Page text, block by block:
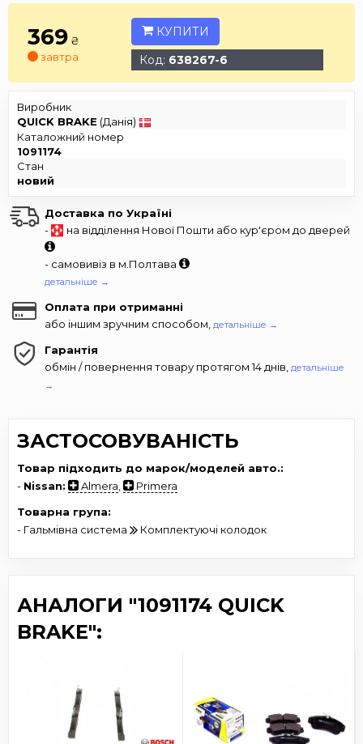
369 ₴
завтра
КУПИТИ
Код: 638267-6
Виробник
QUICK BRAKE (Данія)
Каталожний номер
1091174
Стан
новий
Доставка по Україні
-
на відділення Нової Пошти або кур'єром до дверей
- самовивіз в м.Полтава
детальніше →
Оплата при отриманні
або іншим зручним способом, детальніше →
Гарантія
обмін / повернення товару протягом 14 днів, детальніше
→
ЗАСТОСОВУВАНІСТЬ
Товар підходить до марок/моделей авто.:
- Nissan: Almera
Primera
Товарна група:
- Гальмівна система
Комплектуючі колодок
АНАЛОГИ "1091174 QUICK
BRAKE":